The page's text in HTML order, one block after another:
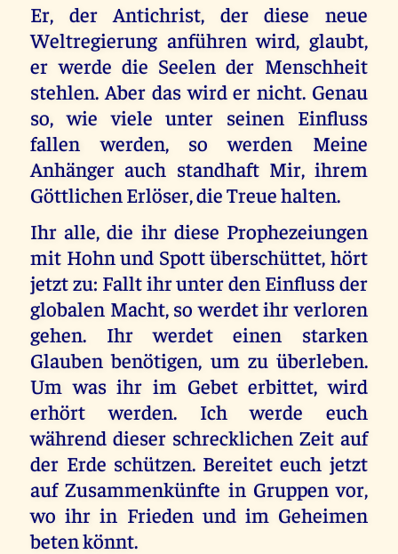
Er, der Antichrist, der diese neue
Weltregierung anführen wird, glaubt,
er werde die Seelen der Menschheit
stehlen. Aber das wird er nicht. Genau
so, wie viele unter seinen Einfluss
fallen werden, so werden Meine
Anhänger auch standhaft Mir, ihrem
Göttlichen Erlöser, die Treue halten.
Ihr alle, die ihr diese Prophezeiungen
mit Hohn und Spott überschüttet, hört
jetzt zu: Fallt ihr unter den Einfluss der
globalen Macht, so werdet ihr verloren
gehen. Ihr werdet einen starken
Glauben benötigen, um zu überleben.
Um was ihr im Gebet erbittet, wird
erhört werden. Ich werde euch
während dieser schrecklichen Zeit auf
der Erde schützen. Bereitet euch jetzt
auf Zusammenkünfte in Gruppen vor,
wo ihr in Frieden und im Geheimen
beten könnt.